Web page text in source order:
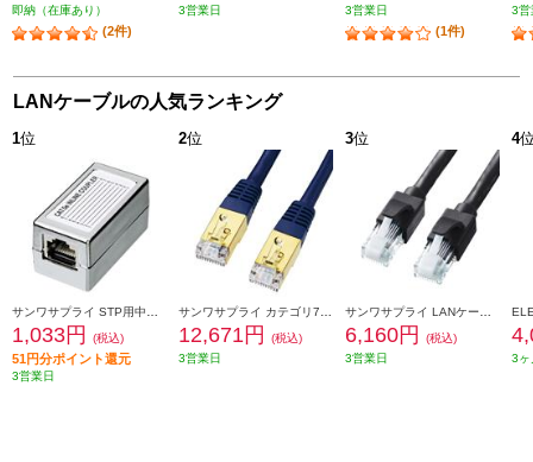
即納（在庫あり）
(2件)
3営業日
3営業日
(1件)
3営
LANケーブルの人気ランキング
1位
1,033円 (税込)
51円分ポイント還元
3営業日
2位
12,671円
(税込)
3営業日
3位
6,160円
(税込)
3営業日
4
3ヶ